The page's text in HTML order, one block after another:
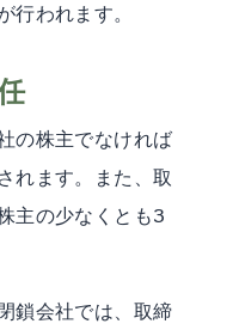
行われます。
の株主でなければ
れます。また、取
主の少なくとも3
鎖会社では、取締